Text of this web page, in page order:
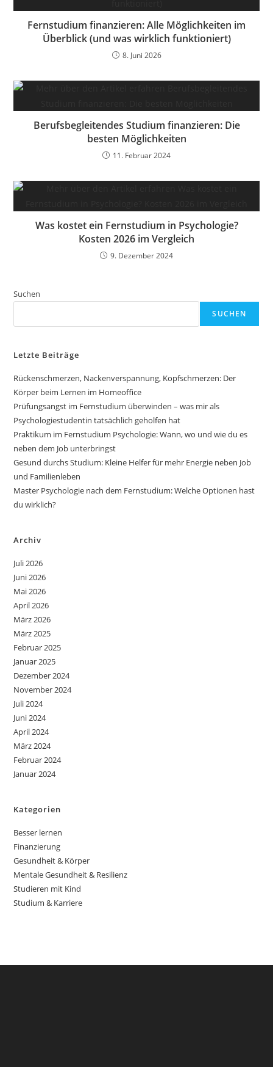
Fernstudium finanzieren: Alle Möglichkeiten im
Überblick (und was wirklich funktioniert)
8. Juni 2026
Berufsbegleitendes Studium finanzieren: Die
besten Möglichkeiten
11. Februar 2024
Was kostet ein Fernstudium in Psychologie?
Kosten 2026 im Vergleich
9. Dezember 2024
Suchen
SUCHEN
Letzte Beiträge
Rückenschmerzen, Nackenverspannung, Kopfschmerzen: Der
Körper beim Lernen im Homeoffice
Prüfungsangst im Fernstudium überwinden – was mir als
Psychologiestudentin tatsächlich geholfen hat
Praktikum im Fernstudium Psychologie: Wann, wo und wie du es
neben dem Job unterbringst
Gesund durchs Studium: Kleine Helfer für mehr Energie neben Job
und Familienleben
Master Psychologie nach dem Fernstudium: Welche Optionen hast
du wirklich?
Archiv
Juli 2026
Juni 2026
Mai 2026
April 2026
März 2026
März 2025
Februar 2025
Januar 2025
Dezember 2024
November 2024
Juli 2024
Juni 2024
April 2024
März 2024
Februar 2024
Januar 2024
Kategorien
Besser lernen
Finanzierung
Gesundheit & Körper
Mentale Gesundheit & Resilienz
Studieren mit Kind
Studium & Karriere